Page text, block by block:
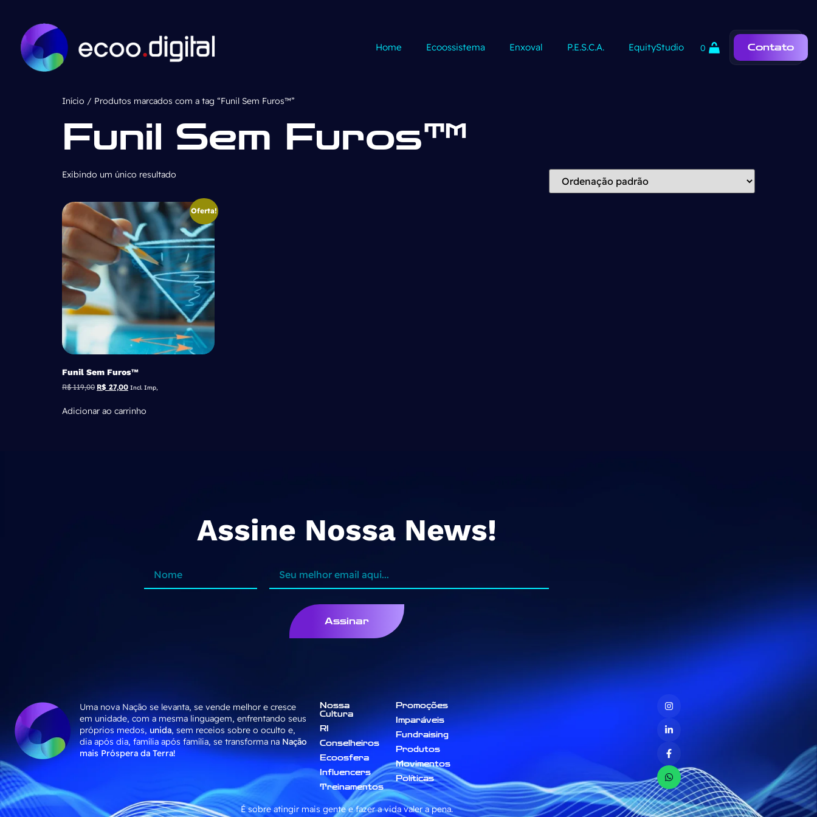
Home Ecoossistema Enxoval P.E.S.C.A. EquityStudio 0 Contato
Início / Produtos marcados com a tag “Funil Sem Furos™”
Funil Sem Furos™
Exibindo um único resultado
Oferta!
Funil Sem Furos™
R$119,00 R$ 27,00 Incl. Imp,
Adicionar ao carrinho
Assine Nossa News!
Assinar
Uma nova Nação se levanta, se vende melhor e cresce
em unidade, com a mesma linguagem, enfrentando seus
próprios medos,unida, sem receios sobre o oculto e,
dia após dia, família após família, se transforma naNação
mais Próspera da Terra!
Nossa
Cultura
RI
Conselheiros
Ecoosfera
Influencers
Treinamentos
Promoções
Imparáveis
Fundraising
Produtos
Movimentos
Políticas
É sobre atingir mais gente e fazer a vida valer a pena.